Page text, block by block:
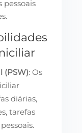
pessoais
(PSW): Os
diárias,
tarefas